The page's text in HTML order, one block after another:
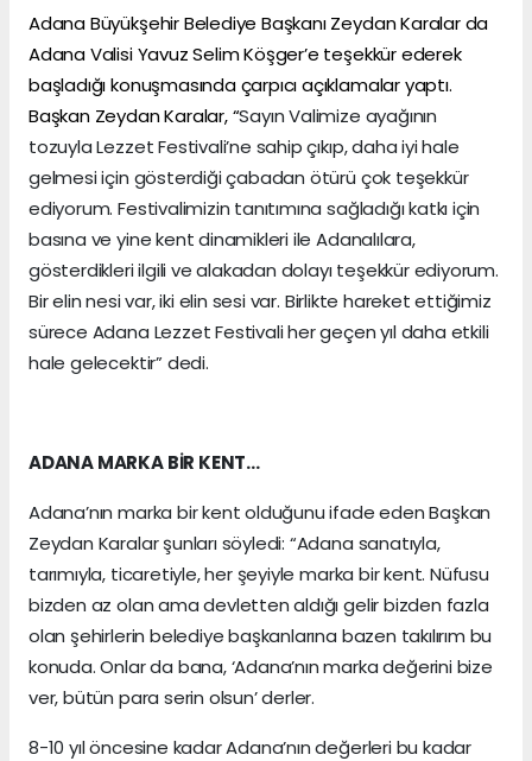
Adana Büyükşehir Belediye Başkanı Zeydan Karalar da
Adana Valisi Yavuz Selim Köşger’e teşekkür ederek
başladığı konuşmasında çarpıcı açıklamalar yaptı.
Başkan Zeydan Karalar, “Sayın Valimize ayağının
tozuyla Lezzet Festivali’ne sahip çıkıp, daha iyi hale
gelmesi için gösterdiği çabadan ötürü çok teşekkür
ediyorum. Festivalimizin tanıtımına sağladığı katkı için
basına ve yine kent dinamikleri ile Adanalılara,
gösterdikleri ilgili ve alakadan dolayı teşekkür ediyorum.
Bir elin nesi var, iki elin sesi var. Birlikte hareket ettiğimiz
sürece Adana Lezzet Festivali her geçen yıl daha etkili
hale gelecektir” dedi.
ADANA MARKA BİR KENT…
Adana’nın marka bir kent olduğunu ifade eden Başkan
Zeydan Karalar şunları söyledi: “Adana sanatıyla,
tarımıyla, ticaretiyle, her şeyiyle marka bir kent. Nüfusu
bizden az olan ama devletten aldığı gelir bizden fazla
olan şehirlerin belediye başkanlarına bazen takılırım bu
konuda. Onlar da bana, ‘Adana’nın marka değerini bize
ver, bütün para serin olsun’ derler.
8-10 yıl öncesine kadar Adana’nın değerleri bu kadar